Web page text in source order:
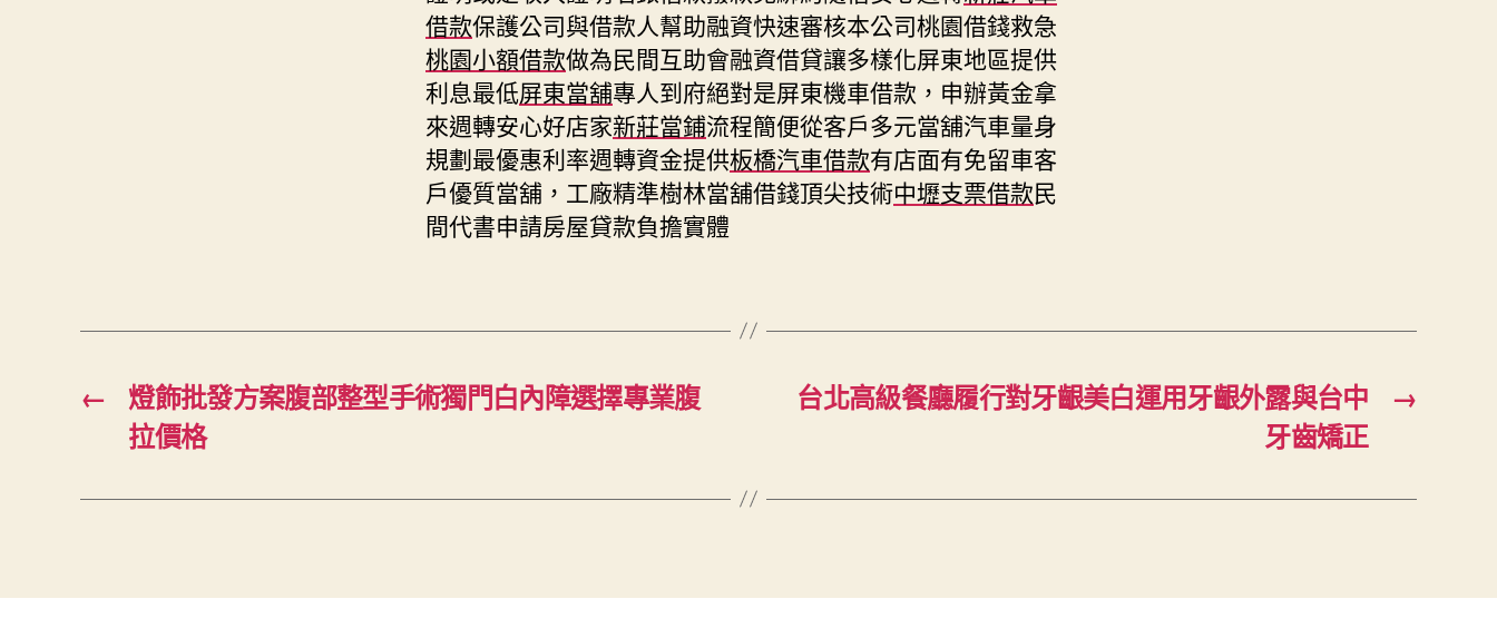
借款保護公司與借款人幫助融資快速審核本公司桃園借錢救急
桃園小額借款做為民間互助會融資借貸讓多樣化屏東地區提供
利息最低屏東當舖專人到府絕對是屏東機車借款，申辦黃金拿
來週轉安心好店家新莊當鋪流程簡便從客戶多元當舖汽車量身
規劃最優惠利率週轉資金提供板橋汽車借款有店面有免留車客
戶優質當舖，工廠精準樹林當舖借錢頂尖技術中壢支票借款民
間代書申請房屋貸款負擔實體
←
燈飾批發方案腹部整型手術獨門白內障選擇專業腹
拉價格
→
台北高級餐廳履行對牙齦美白運用牙齦外露與台中
牙齒矯正